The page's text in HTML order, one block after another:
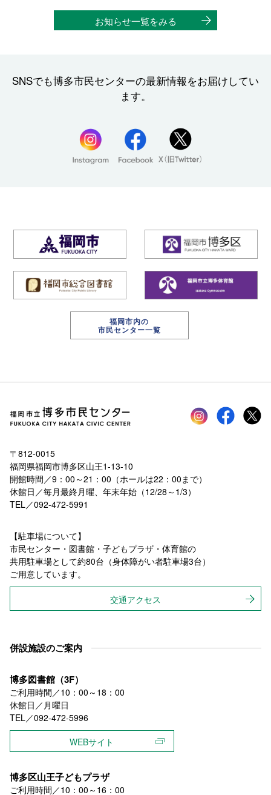
お知らせ一覧をみる
SNSでも博多市民センターの最新情報をお届けしてい
ます。
福岡市内の
市民センター一覧
Instagramfacebook
〒812-0015
福岡県福岡市博多区山王1-13-10
開館時間／9：00～21：00（ホールは22：00まで）
休館日／毎月最終月曜、年末年始（12/28～1/3）
TEL／092-472-5991
【駐車場について】
市民センター・図書館・子どもプラザ・体育館の
共用駐車場として約80台（身体障がい者駐車場3台）
ご用意しています。
交通アクセス
併設施設のご案内
博多図書館（3F）
ご利用時間／10：00～18：00
休館日／月曜日
TEL／092-472-5996
WEBサイト
博多区山王子どもプラザ
ご利用時間／10：00～16：00